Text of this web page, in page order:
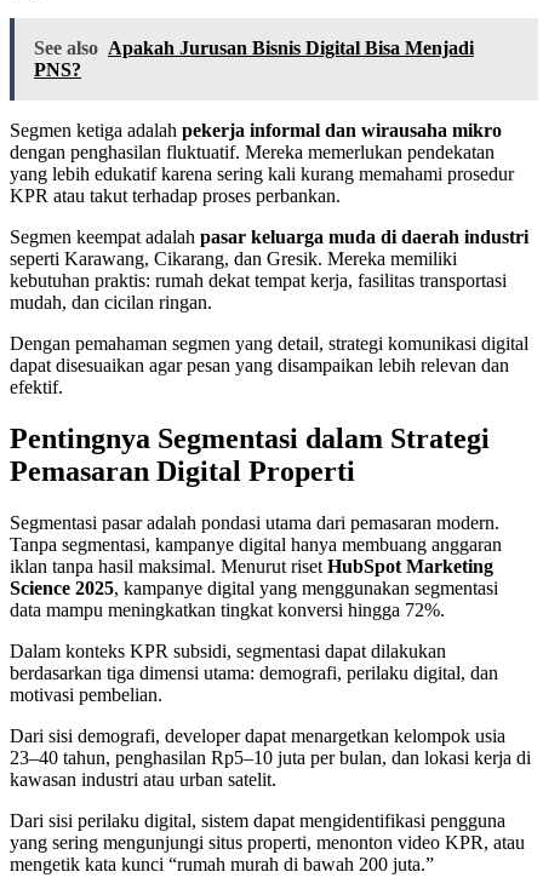
See also Apakah Jurusan Bisnis Digital Bisa Menjadi
PNS?
Segmen ketiga adalah pekerja informal dan wirausaha mikro
dengan penghasilan fluktuatif. Mereka memerlukan pendekatan
yang lebih edukatif karena sering kali kurang memahami prosedur
KPR atau takut terhadap proses perbankan.
Segmen keempat adalah pasar keluarga muda di daerah industri
seperti Karawang, Cikarang, dan Gresik. Mereka memiliki
kebutuhan praktis: rumah dekat tempat kerja, fasilitas transportasi
mudah, dan cicilan ringan.
Dengan pemahaman segmen yang detail, strategi komunikasi digital
dapat disesuaikan agar pesan yang disampaikan lebih relevan dan
efektif.
Pentingnya Segmentasi dalam Strategi
Pemasaran Digital Properti
Segmentasi pasar adalah pondasi utama dari pemasaran modern.
Tanpa segmentasi, kampanye digital hanya membuang anggaran
iklan tanpa hasil maksimal. Menurut riset HubSpot Marketing
Science 2025, kampanye digital yang menggunakan segmentasi
data mampu meningkatkan tingkat konversi hingga 72%.
Dalam konteks KPR subsidi, segmentasi dapat dilakukan
berdasarkan tiga dimensi utama: demografi, perilaku digital, dan
motivasi pembelian.
Dari sisi demografi, developer dapat menargetkan kelompok usia
23–40 tahun, penghasilan Rp5–10 juta per bulan, dan lokasi kerja di
kawasan industri atau urban satelit.
Dari sisi perilaku digital, sistem dapat mengidentifikasi pengguna
yang sering mengunjungi situs properti, menonton video KPR, atau
mengetik kata kunci “rumah murah di bawah 200 juta.”